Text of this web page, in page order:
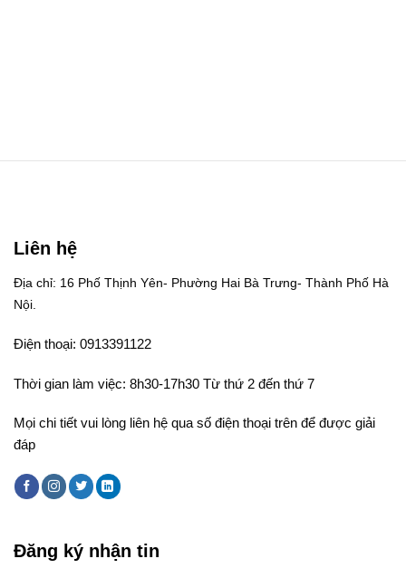
Liên hệ
Địa chỉ: 16 Phố Thịnh Yên- Phường Hai Bà Trưng- Thành Phố Hà
Nội.
Điện thoại: 0913391122
Thời gian làm việc: 8h30-17h30 Từ thứ 2 đến thứ 7
Mọi chi tiết vui lòng liên hệ qua số điện thoại trên để được giải
đáp
Đăng ký nhận tin